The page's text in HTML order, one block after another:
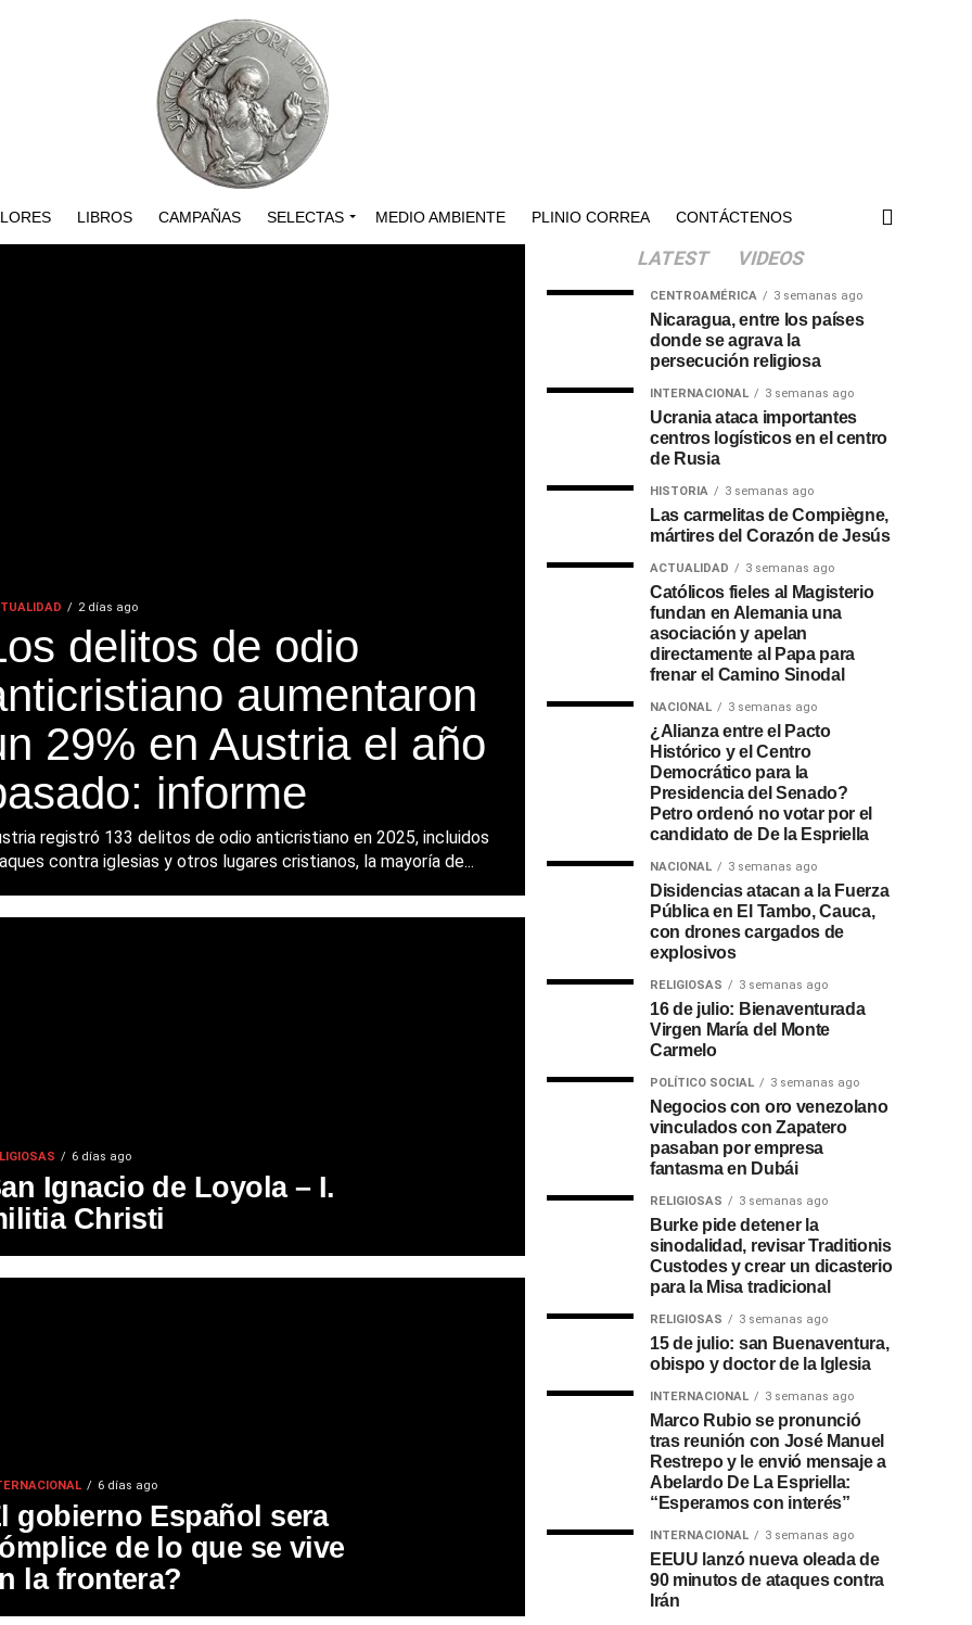
LIBROS CAMPAÑAS SELECTAS MEDIO AMBIENTE PLINIO CORREA CONTÁCTENOS
2 días ago
delitos de odio
aumentaron
29% en Austria el año
informe
registró 133 delitos de odio anticristiano en 2025, incluidos
contra iglesias y otros lugares cristianos, la mayoría de...
6 días ago
Ignacio de Loyola – I.
Christi
6 días ago
gobierno Español sera
de lo que se vive
la frontera?
LATEST VIDEOS
CENTROAMÉRICA 3 semanas ago
Nicaragua, entre los países
donde se agrava la
persecución religiosa
INTERNACIONAL 3 semanas ago
Ucrania ataca importantes
centros logísticos en el centro
de Rusia
HISTORIA 3 semanas ago
Las carmelitas de Compiègne,
mártires del Corazón de Jesús
ACTUALIDAD 3 semanas ago
Católicos fieles al Magisterio
fundan en Alemania una
asociación y apelan
directamente al Papa para
frenar el Camino Sinodal
NACIONAL 3 semanas ago
¿Alianza entre el Pacto
Histórico y el Centro
Democrático para la
Presidencia del Senado?
Petro ordenó no votar por el
candidato de De la Espriella
NACIONAL 3 semanas ago
Disidencias atacan a la Fuerza
Pública en El Tambo, Cauca,
con drones cargados de
explosivos
RELIGIOSAS 3 semanas ago
16 de julio: Bienaventurada
Virgen María del Monte
Carmelo
POLÍTICO SOCIAL 3 semanas ago
Negocios con oro venezolano
vinculados con Zapatero
pasaban por empresa
fantasma en Dubái
RELIGIOSAS 3 semanas ago
Burke pide detener la
sinodalidad, revisar Traditionis
Custodes y crear un dicasterio
para la Misa tradicional
RELIGIOSAS 3 semanas ago
15 de julio: san Buenaventura,
obispo y doctor de la Iglesia
INTERNACIONAL 3 semanas ago
Marco Rubio se pronunció
tras reunión con José Manuel
Restrepo y le envió mensaje a
Abelardo De La Espriella:
“Esperamos con interés”
INTERNACIONAL 3 semanas ago
EEUU lanzó nueva oleada de
90 minutos de ataques contra
Irán